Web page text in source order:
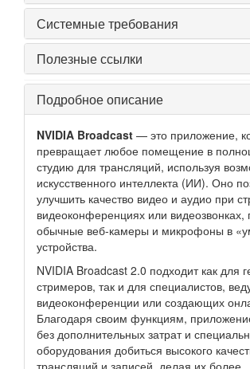
Системные требования
Полезные ссылки
Подробное описание
NVIDIA Broadcast — это приложение,
превращает любое помещение в
студию для трансляций, используя
искусственного интеллекта (ИИ). Оно
улучшить качество видео и аудио при
видеоконференциях или видеозвонках,
обычные веб-камеры и микрофоны в
устройства.
NVIDIA Broadcast 2.0 подходит как для
стримеров, так и для специалистов,
видеоконференции или создающих
Благодаря своим функциям,
без дополнительных затрат и
оборудования добиться высокого
трансляций и записей, делая их более